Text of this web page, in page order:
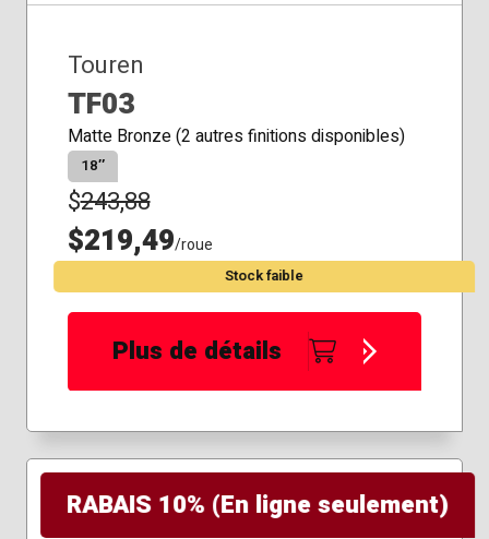
Touren
TF03
Matte Bronze (2 autres finitions disponibles)
18″
$243,88
$219,49/roue
Stock faible
Plus de détails
RABAIS 10% (En ligne seulement)